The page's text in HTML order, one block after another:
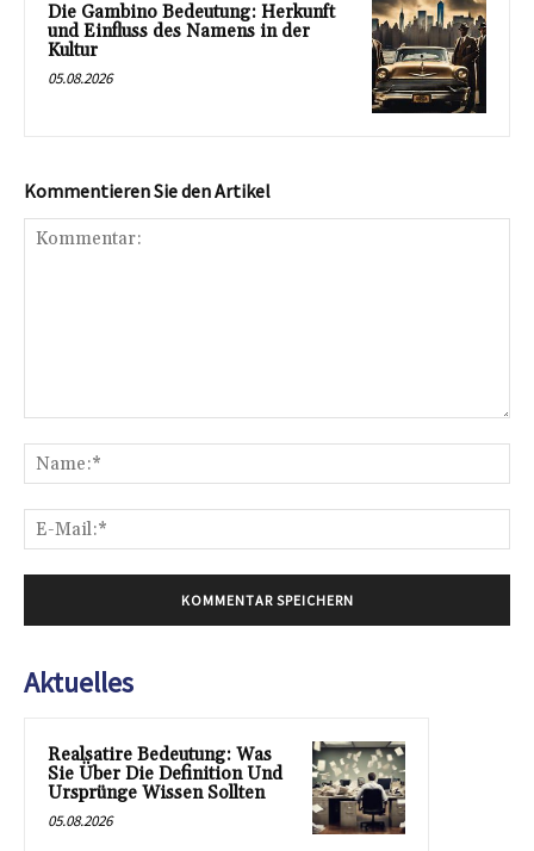
Die Gambino Bedeutung: Herkunft
und Einfluss des Namens in der
Kultur
05.08.2026
Kommentieren Sie den Artikel
Aktuelles
Realsatire Bedeutung: Was
Sie Über Die Definition Und
Ursprünge Wissen Sollten
05.08.2026